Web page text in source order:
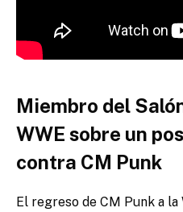
Miembro del
WWE sobre un
contra CM Punk
El regreso de CM Punk a la